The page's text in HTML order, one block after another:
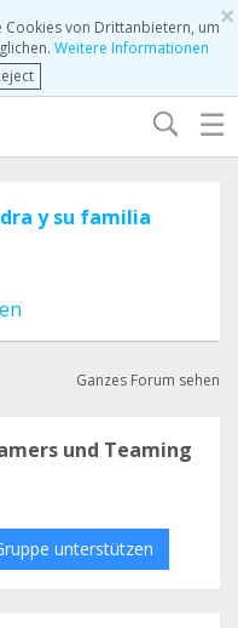
×
von Drittanbietern, um
Weitere Informationen
☰
y su familia
Ganzes Forum sehen
und Teaming
unterstützen